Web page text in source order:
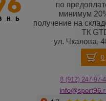
по
минимум
получение на
ТК
ул. Чкалова,
8 (912) 247-97-